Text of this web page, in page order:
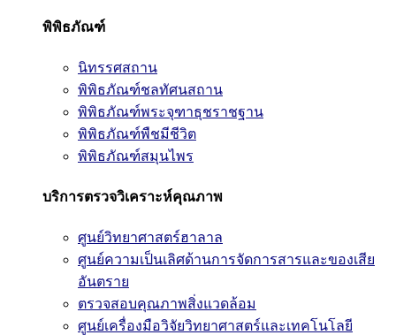
พิพิธภัณฑ์
นิทรรศสถาน
พิพิธภัณฑ์ชลทัศนสถาน
พิพิธภัณฑ์พระจุฑาธุชราชฐาน
พิพิธภัณฑ์พืชมีชีวิต
พิพิธภัณฑ์สมุนไพร
บริการตรวจวิเคราะห์คุณภาพ
ศูนย์วิทยาศาสตร์ฮาลาล
ศูนย์ความเป็นเลิศด้านการจัดการสารและของเสีย
อันตราย
ตรวจสอบคุณภาพสิ่งแวดล้อม
ศูนย์เครื่องมือวิจัยวิทยาศาสตร์และเทคโนโลยี